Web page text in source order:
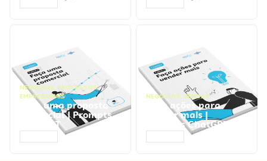
NEGÓCIOS, PROCESSOS
EMPRESARIAIS
Faça uma proposta
comercial | Prompts
ChatGPT
NEGÓCIOS, VENDAS
Faça ações para
vender mais |
Prompts ChatGPT